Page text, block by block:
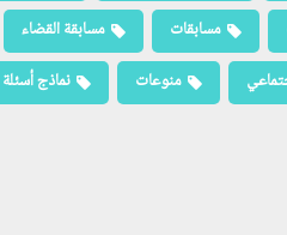
مسابقات مسابقة القضاء
منوعات نماذج أسئلة